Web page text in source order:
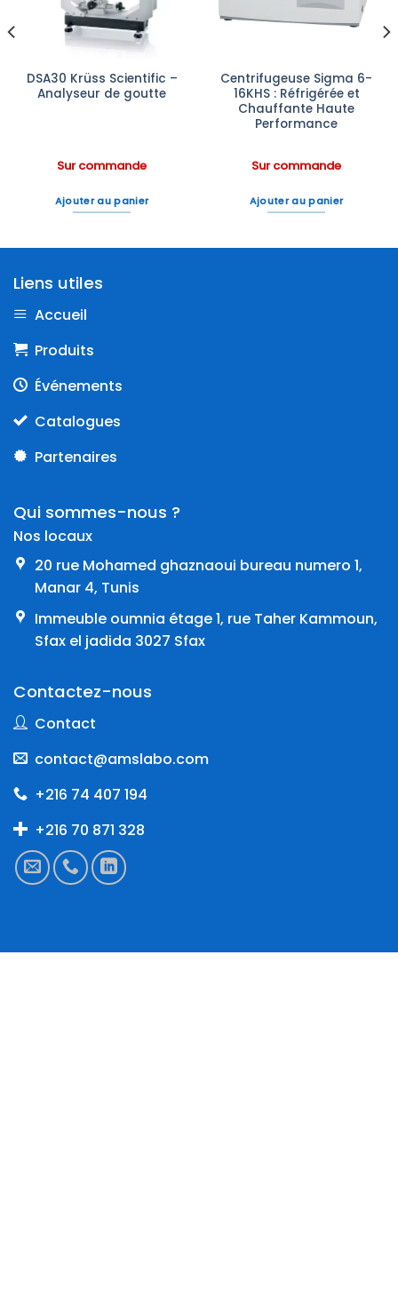
DSA30 Krüss Scientific –
Analyseur de goutte
Sur commande
Ajouter au panier
Centrifugeuse Sigma 6-
16KHS : Réfrigérée et
Chauffante Haute
Performance
Sur commande
Ajouter au panier
Liens utiles
Accueil
Produits
Événements
Catalogues
Partenaires
Qui sommes-nous ?
Nos locaux
20 rue Mohamed ghaznaoui bureau numero 1,
Manar 4, Tunis
Immeuble oumnia étage 1, rue Taher Kammoun,
Sfax el jadida 3027 Sfax
Contactez-nous
Contact
contact@amslabo.com
+216 74 407 194
+216 70 871 328